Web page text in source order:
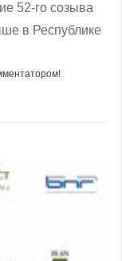
52-го созыва
в Республике